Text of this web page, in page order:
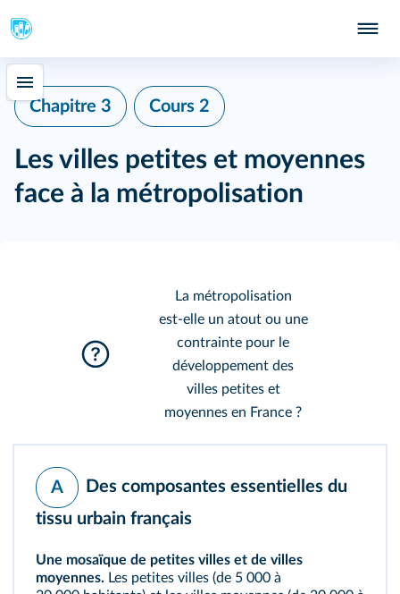
Chapitre 3 Cours 2
Les villes petites et moyennes
face à la métropolisation
La métropolisation
est‑elle un atout ou une
contrainte pour le
développement des
villes petites et
moyennes en France ?
A
Des composantes essentielles du
tissu urbain français
Une mosaïque de petites villes et de villes
moyennes. Les petites villes (de 5 000 à